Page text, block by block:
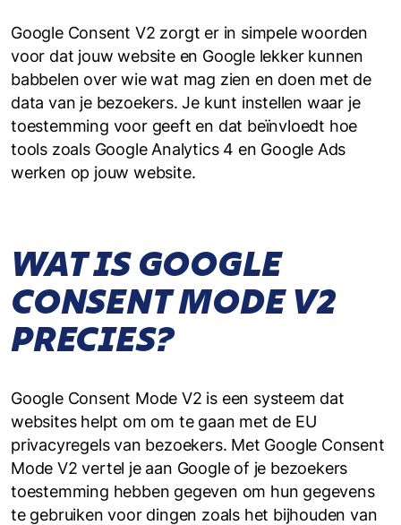
Google Consent V2 zorgt er in simpele woorden
voor dat jouw website en Google lekker kunnen
babbelen over wie wat mag zien en doen met de
data van je bezoekers. Je kunt instellen waar je
toestemming voor geeft en dat beïnvloedt hoe
tools zoals Google Analytics 4 en Google Ads
werken op jouw website.
WAT IS GOOGLE
CONSENT MODE V2
PRECIES?
Google Consent Mode V2 is een systeem dat
websites helpt om om te gaan met de EU
privacyregels van bezoekers. Met Google Consent
Mode V2 vertel je aan Google of je bezoekers
toestemming hebben gegeven om hun gegevens
te gebruiken voor dingen zoals het bijhouden van